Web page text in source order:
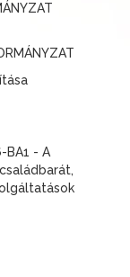
BA1 - A